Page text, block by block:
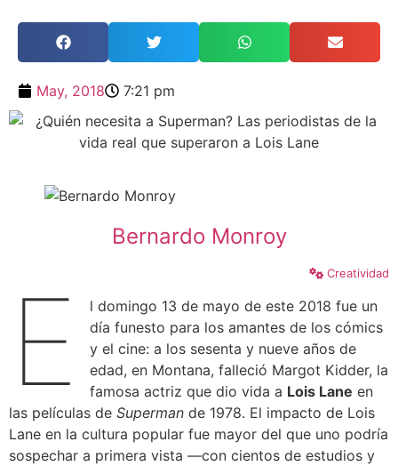
May, 2018 7:21 pm
Bernardo Monroy
Creatividad
E
l domingo 13 de mayo de este 2018 fue un
día funesto para los amantes de los cómics
y el cine: a los sesenta y nueve años de
edad, en Montana, falleció Margot Kidder, la
famosa actriz que dio vida a Lois Lane en
las películas de Superman de 1978. El impacto de Lois
Lane en la cultura popular fue mayor del que uno podría
sospechar a primera vista —con cientos de estudios y